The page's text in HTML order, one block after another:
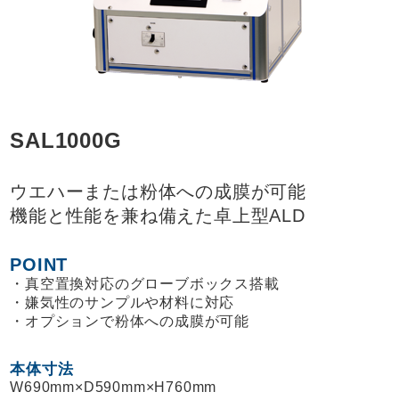
SAL1000G
ウエハーまたは粉体への成膜が可能
機能と性能を兼ね備えた卓上型ALD
POINT
真空置換対応のグローブボックス搭載
嫌気性のサンプルや材料に対応
オプションで粉体への成膜が可能
本体寸法
W690mm×D590mm×H760mm